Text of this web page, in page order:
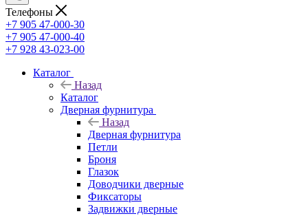
Телефоны
+7 905 47-000-30
+7 905 47-000-40
+7 928 43-023-00
Каталог
Назад
Каталог
Дверная фурнитура
Назад
Дверная фурнитура
Петли
Броня
Глазок
Доводчики дверные
Фиксаторы
Задвижки дверные